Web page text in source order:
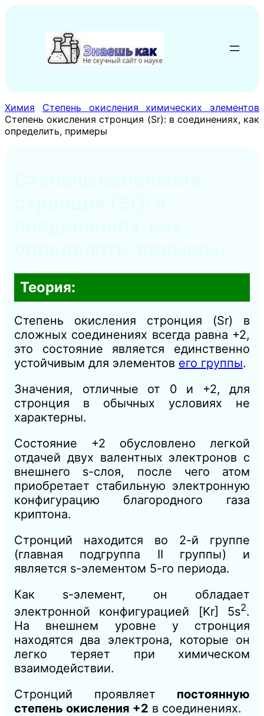
содержимому
Химия
Степень окисления химических элементов
Степень окисления стронция (Sr): в соединениях, как
определить, примеры
Теория:
Степень окисления стронция (Sr) в
сложных соединениях всегда равна +2,
это состояние является единственно
устойчивым для элементов его группы.
Значения, отличные от 0 и +2, для
стронция в обычных условиях не
характерны.
Состояние +2 обусловлено легкой
отдачей двух валентных электронов с
внешнего s-слоя, после чего атом
приобретает стабильную электронную
конфигурацию благородного газа
криптона.
Стронций находится во 2-й группе
(главная подгруппа II группы) и
является s-элементом 5-го периода.
Как s-элемент, он обладает
электронной конфигурацией [Kr] 5s2.
На внешнем уровне у стронция
находятся два электрона, которые он
легко теряет при химическом
взаимодействии.
Стронций проявляет постоянную
степень окисления +2 в соединениях.